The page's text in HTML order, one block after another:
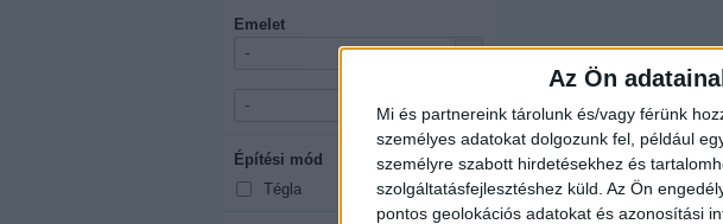
Az Ön
Mi és partnereink tárolunk és/vagy férünk
személyes adatokat dolgozunk fel, például
személyre szabott hirdetésekhez és
szolgáltatásfejlesztéshez küld. Az Ön
pontos geolokációs adatokat és azonosítási
Emelet
-
-
Építési mód mutasd mind
Tégla